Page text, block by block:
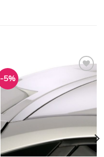
-5%
Ajouter
à la
wishlist